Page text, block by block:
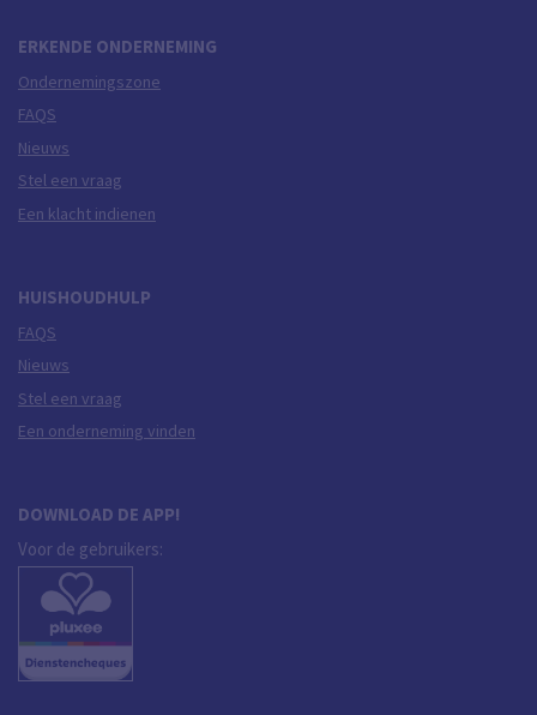
ERKENDE ONDERNEMING
Ondernemingszone
FAQS
Nieuws
Stel een vraag
Een klacht indienen
HUISHOUDHULP
FAQS
Nieuws
Stel een vraag
Een onderneming vinden
DOWNLOAD DE APP!
Voor de gebruikers: